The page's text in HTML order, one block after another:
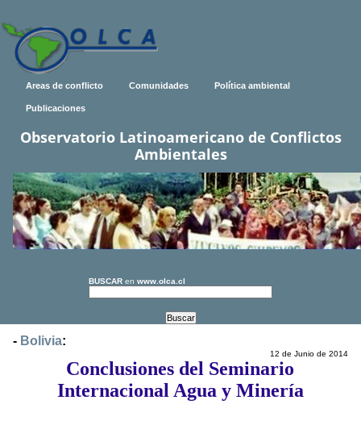
Areas de conflicto Comunidades Política ambiental
Publicaciones
Observatorio Latinoamericano de Conflictos
Ambientales
BUSCAR en www.olca.cl
- Bolivia:
12 de Junio de 2014
Conclusiones del Seminario
Internacional Agua y Minería